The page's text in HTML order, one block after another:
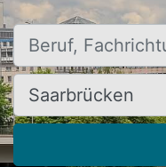
Beruf, Fachrichtung,
Ort, Stadt